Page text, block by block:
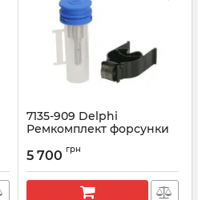
7135-909 Delphi
Ремкомплект форсунки
Артикул: 7135-909
5 700 грн